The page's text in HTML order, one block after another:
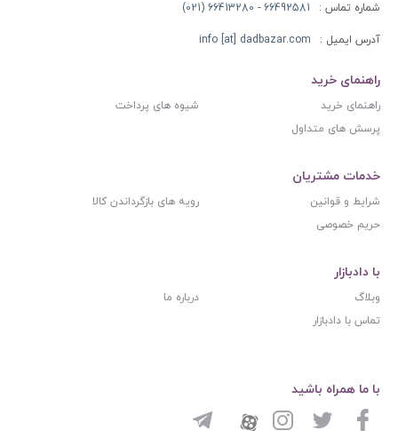
شماره تماس : 66492581 - 66413280 (021)
آدرس ایمیل : info [at] dadbazar.com
راهنمای خرید
راهنمای خرید
شیوه های پرداخت
پرسش های متداول
خدمات مشتریان
شرایط و قوانین
رویه های بازگرداندن کالا
حریم خصوصی
با دادبازار
وبلاگ
درباره ما
تماس با دادبازار
با ما همراه باشید